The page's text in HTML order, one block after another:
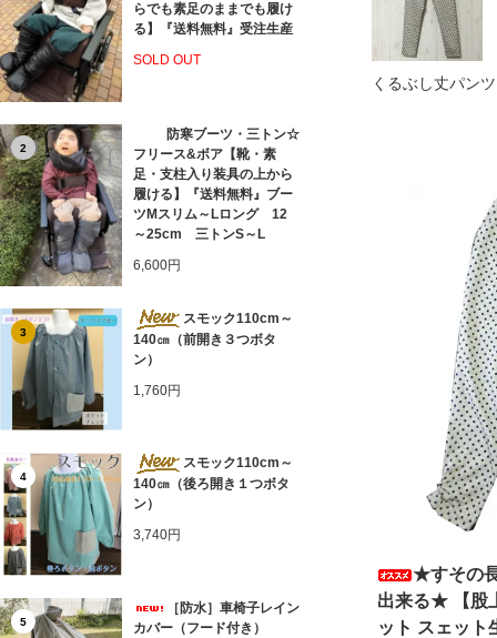
らでも素足のままでも履け
る】『送料無料』受注生産
SOLD OUT
2
防寒ブーツ・三トン☆
フリース&ボア【靴・素
足・支柱入り装具の上から
履ける】『送料無料』ブー
ツMスリム～Lロング 12
～25cm 三トンS～L
6,600円
3
スモック110cm～
140㎝（前開き３つボタ
ン）
1,760円
4
スモック110cm～
140㎝（後ろ開き１つボタ
ン）
3,740円
5
［防水］車椅子レイン
カバー（フード付き）
くるぶし丈パンツ
★すその
出来る★ 【股
ット スェッ